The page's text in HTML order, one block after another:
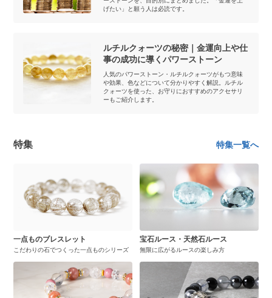
げたい」と願う人は必読です。
ルチルクォーツの秘密｜金運向上や仕
事の成功に導くパワーストーン
人気のパワーストーン・ルチルクォーツがもつ意味
や効果、色などについて分かりやすく解説。ルチル
クォーツを使った、お守りにおすすめのアクセサリ
ーもご紹介します。
特集 特集一覧へ
一点ものブレスレット
こだわりの石でつくった一点ものシリーズ
宝石ルース・天然石ルース
無限に広がるルースの楽しみ方